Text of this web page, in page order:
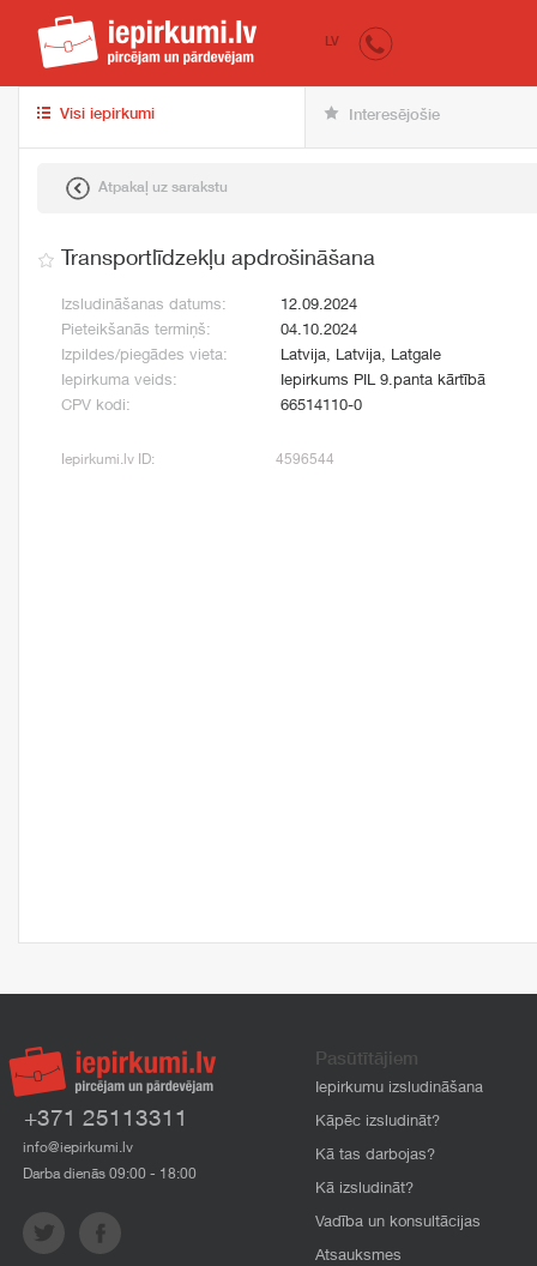
iepirkumi.lv
LV
Visi iepirkumi Interesējošie
Atpakaļ uz sarakstu
Transportlīdzekļu apdrošināšana
Izsludināšanas datums:
12.09.2024
Pieteikšanās termiņš:
04.10.2024
Izpildes/piegādes vieta:
Latvija, Latvija, Latgale
Iepirkuma veids:
Iepirkums PIL 9.panta kārtībā
CPV kodi:
66514110-0
Iepirkumi.lv ID: 4596544
+371 25113311
info@iepirkumi.lv
Darba dienās 09:00 - 18:00
Pasūtītājiem
Iepirkumu izsludināšana
Kāpēc izsludināt?
Kā tas darbojas?
Kā izsludināt?
Vadība un konsultācijas
Atsauksmes